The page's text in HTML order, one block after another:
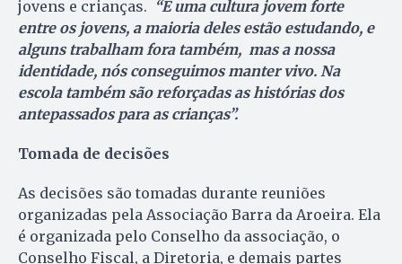
jovens e crianças. “É uma cultura jovem forte
entre os jovens, a maioria deles estão estudando, e
alguns trabalham fora também, mas a nossa
identidade, nós conseguimos manter vivo. Na
escola também são reforçadas as histórias dos
antepassados para as crianças”.
Tomada de decisões
As decisões são tomadas durante reuniões
organizadas pela Associação Barra da Aroeira. Ela
é organizada pelo Conselho da associação, o
Conselho Fiscal, a Diretoria, e demais partes